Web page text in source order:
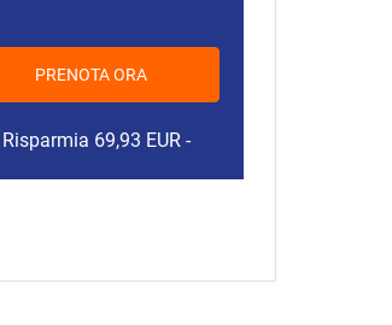
16.08.2026.126,80 EUR
17.08.2026.
18.08.2026.126,80 EUR
PRENOTA ORA
Risparmia 69,93 EUR